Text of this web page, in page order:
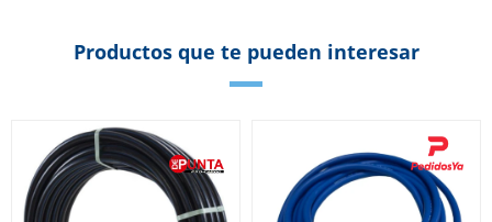
Productos que te pueden interesar